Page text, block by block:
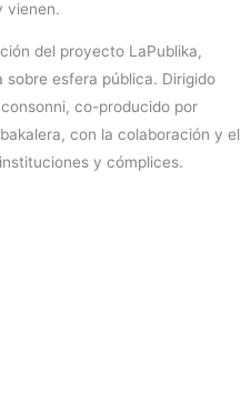
vienen.
del proyecto LaPublika,
esfera pública. Dirigido
co-producido por
con la colaboración y el
y cómplices.